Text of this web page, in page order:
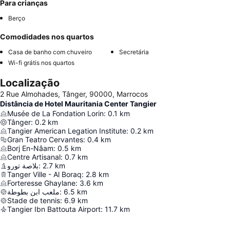
Para crianças
Berço
Comodidades nos quartos
Casa de banho com chuveiro
Secretária
Wi-fi grátis nos quartos
Localização
2 Rue Almohades, Tânger, 90000, Marrocos
Distância de Hotel Mauritania Center Tangier
Musée de La Fondation Lorin: 0.1 km
Tânger: 0.2 km
Tangier American Legation Institute: 0.2 km
Gran Teatro Cervantes: 0.4 km
Borj En-Nâam: 0.5 km
Centre Artisanal: 0.7 km
بلاصة تورو: 2.7 km
Tanger Ville - Al Boraq: 2.8 km
Forteresse Ghaylane: 3.6 km
ملعب ابن بطوطة: 6.5 km
Stade de tennis: 6.9 km
Tangier Ibn Battouta Airport: 11.7 km